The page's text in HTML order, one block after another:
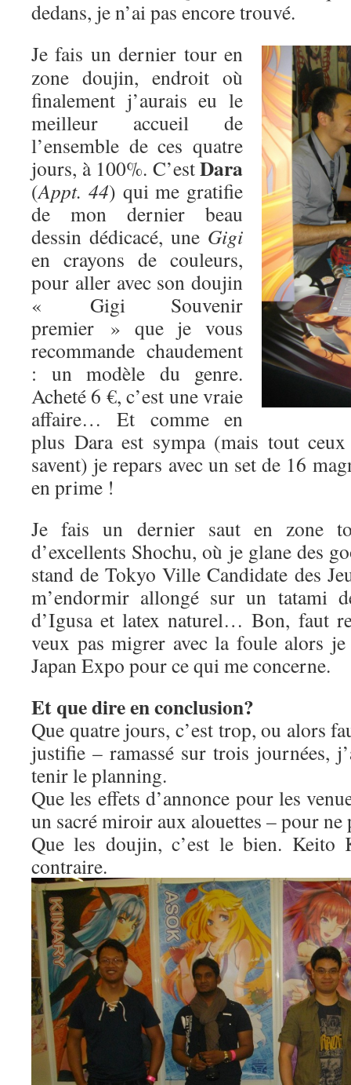
dedans, je n’ai pas encore trouvé.
Je fais un dernier tour en
zone doujin, endroit où
finalement j’aurais eu le
meilleur accueil de
l’ensemble de ces quatre
jours, à 100%. C’estDara
(Appt. 44) qui me gratifie
de mon dernier beau
dessin dédicacé, une Gigi
en crayons de couleurs,
pour aller avec son doujin
« Gigi Souvenir
premier » que je vous
recommande chaudement
: un modèle du genre.
Acheté 6 €, c’est une vraie
affaire… Et comme en
plus Dara est sympa (mais tout
savent) je repars avec un set de 16
en prime !
Je fais un dernier saut en zone
d’excellents Shochu, où je glane des
stand de Tokyo Ville Candidate des
m’endormir allongé sur un tatami
d’Igusa et latex naturel… Bon, faut
veux pas migrer avec la foule alors
Japan Expo pour ce qui me concerne.
Et que dire en conclusion?
Que quatre jours, c’est trop, ou alors
justifie – ramassé sur trois journées,
tenir le planning.
Que les effets d’annonce pour les
un sacré miroir aux alouettes – pour ne
Que les doujin, c’est le bien. Keito
contraire.